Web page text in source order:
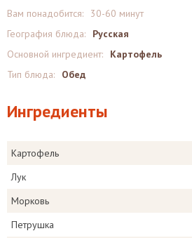
Вам понадобится:
30-60 минут
География блюда:
Русская
Основной ингредиент:
Картофель
Тип блюда:
Обед
Ингредиенты
Картофель
Лук
Морковь
Петрушка